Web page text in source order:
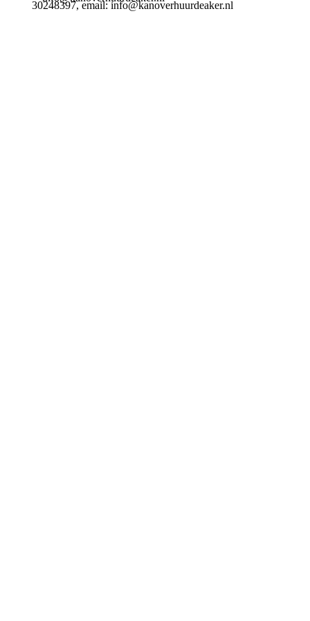
30248397, email: info@kanoverhuurdeaker.nl